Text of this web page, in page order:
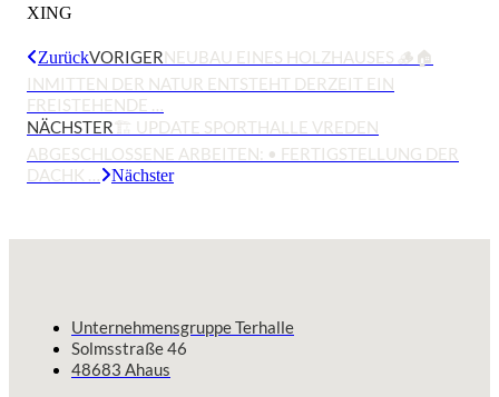
XING
ZurückVORIGERNEUBAU EINES HOLZHAUSES 🪵🏠
INMITTEN DER NATUR ENTSTEHT DERZEIT EIN
FREISTEHENDE …
NÄCHSTER 🏗️ UPDATE SPORTHALLE VREDEN
ABGESCHLOSSENE ARBEITEN: • FERTIGSTELLUNG DER
DACHK …
Nächster
Unternehmensgruppe Terhalle
Solmsstraße 46
48683 Ahaus